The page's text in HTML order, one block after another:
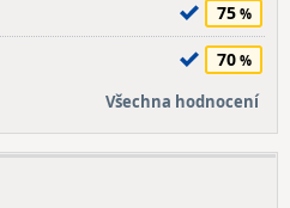
75
70
Všechna hodnocení